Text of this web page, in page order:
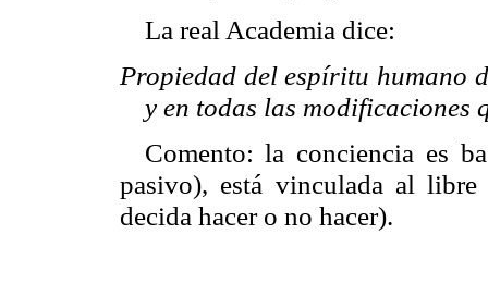
La real Academia dice:
Propiedad del espíritu humano
y en todas las modificaciones
Comento: la conciencia es
pasivo), está vinculada al
decida hacer o no hacer).